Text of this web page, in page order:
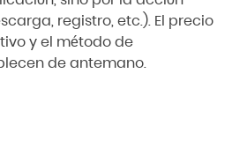
registro, etc.). El precio
y el método de
de antemano.